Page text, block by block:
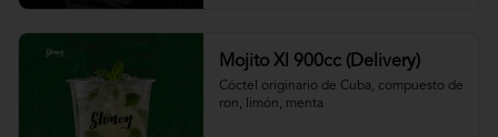
Mojito Xl 900cc (Delivery)
Cóctel originario de Cuba, compuesto de
ron, limón, menta